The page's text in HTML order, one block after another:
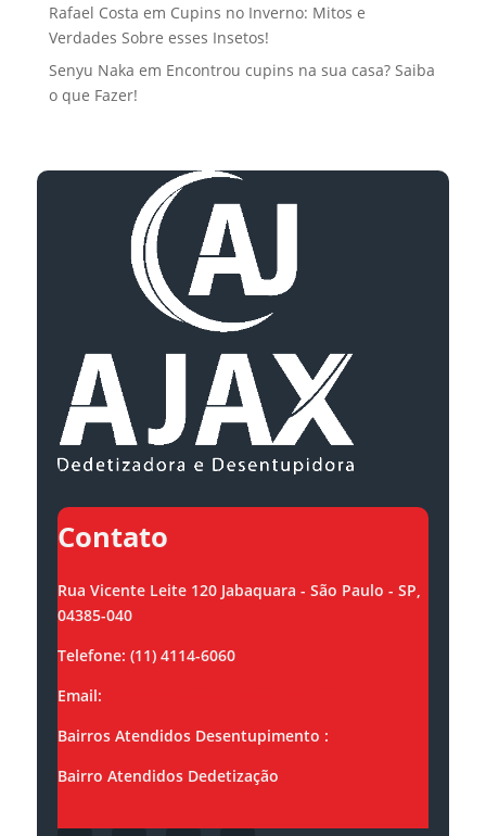
Rafael Costa em Cupins no Inverno: Mitos e
Verdades Sobre esses Insetos!
Senyu Naka em Encontrou cupins na sua casa? Saiba
o que Fazer!
Contato
Rua Vicente Leite 120 Jabaquara - São Paulo - SP,
04385-040
Telefone: (11) 4114-6060
Email:
Bairros Atendidos Desentupimento :
Bairro Atendidos Dedetização